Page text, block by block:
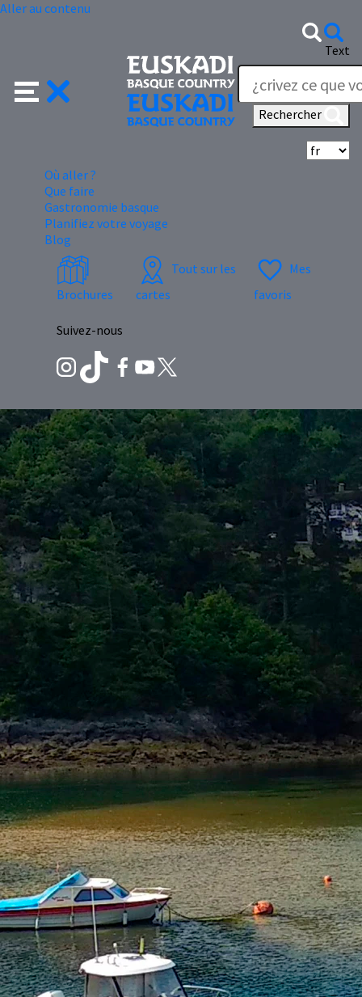
Aller au contenu
Text
Rechercher
Où aller ?
Que faire
Gastronomie basque
Planifiez votre voyage
Blog
Brochures
Tout sur les
cartes
Mes
favoris
Suivez-nous